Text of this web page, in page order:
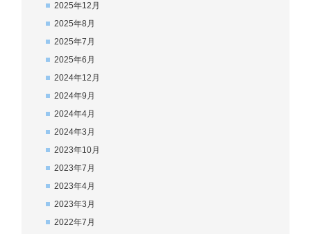
2025年12月
2025年8月
2025年7月
2025年6月
2024年12月
2024年9月
2024年4月
2024年3月
2023年10月
2023年7月
2023年4月
2023年3月
2022年7月